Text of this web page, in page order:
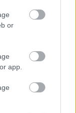
or
app.–